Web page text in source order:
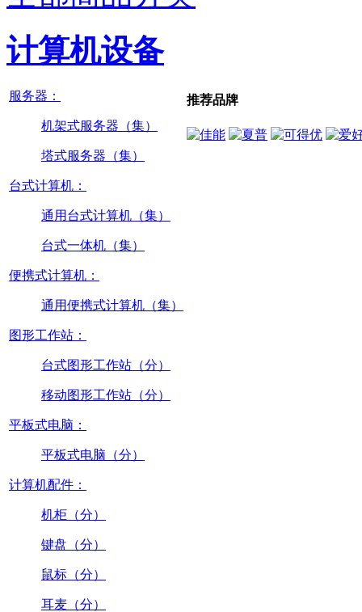
计算机设备
服务器：
机架式服务器（集）
塔式服务器（集）
台式计算机：
通用台式计算机（集）
台式一体机（集）
便携式计算机：
通用便携式计算机（集）
图形工作站：
台式图形工作站（分）
移动图形工作站（分）
平板式电脑：
平板式电脑（分）
计算机配件：
机柜（分）
键盘（分）
鼠标（分）
耳麦（分）
推荐品牌